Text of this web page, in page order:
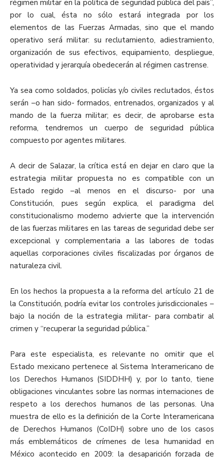
régimen militar en la política de seguridad pública del país”,
por lo cual, ésta no sólo estará integrada por los
elementos de las Fuerzas Armadas, sino que el mando
operativo será militar: su reclutamiento, adiestramiento,
organización de sus efectivos, equipamiento, despliegue,
operatividad y jerarquía obedecerán al régimen castrense.
Ya sea como soldados, policías y/o civiles reclutados, éstos
serán –o han sido- formados, entrenados, organizados y al
mando de la fuerza militar; es decir, de aprobarse esta
reforma, tendremos un cuerpo de seguridad pública
compuesto por agentes militares.
A decir de Salazar, la crítica está en dejar en claro que la
estrategia militar propuesta no es compatible con un
Estado regido –al menos en el discurso- por una
Constitución, pues según explica, el paradigma del
constitucionalismo moderno advierte que la intervención
de las fuerzas militares en las tareas de seguridad debe ser
excepcional y complementaria a las labores de todas
aquellas corporaciones civiles fiscalizadas por órganos de
naturaleza civil.
En los hechos la propuesta a la reforma del artículo 21 de
la Constitución, podría evitar los controles jurisdiccionales –
bajo la noción de la estrategia militar- para combatir al
crimen y “recuperar la seguridad pública.”
Para este especialista, es relevante no omitir que el
Estado mexicano pertenece al Sistema Interamericano de
los Derechos Humanos (SIDDHH) y, por lo tanto, tiene
obligaciones vinculantes sobre las normas internaciones de
respeto a los derechos humanos de las personas. Una
muestra de ello es la definición de la Corte Interamericana
de Derechos Humanos (CoIDH) sobre uno de los casos
más emblemáticos de crímenes de lesa humanidad en
México acontecido en 2009: la desaparición forzada de